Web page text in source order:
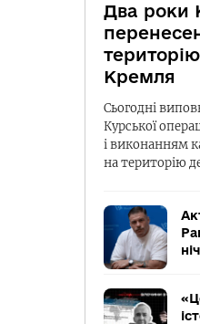
Два роки
Кремля
Сьогодні
Курської
і виконанням
на територію